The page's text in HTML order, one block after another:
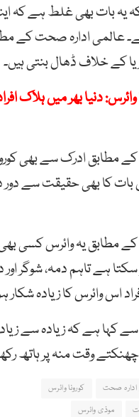
کہ یہ بات بھی غلط ہے کہ
عالمی ادارہ صحت کے
کے خلاف ڈھال بنتی ہیں۔
وائرس: دنیا بھر میں ہلاک
مطابق ادرک سے بھی
بات کا بھی حقیقت سے دور
مطابق یہ وائرس کسی
سکتا ہے تاہم دمہ، شوگر
اس وائرس کا زیادہ
سے کہا ہے کہ زیادہ سے
وقت منہ پر ہاتھ
ادارہ صحت
کورونا وائرس
موذی وائرس